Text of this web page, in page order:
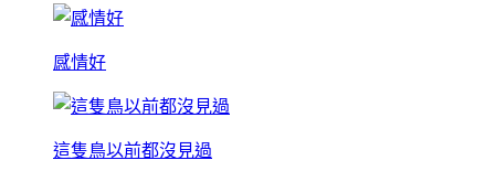
感情好
這隻鳥以前都沒見過